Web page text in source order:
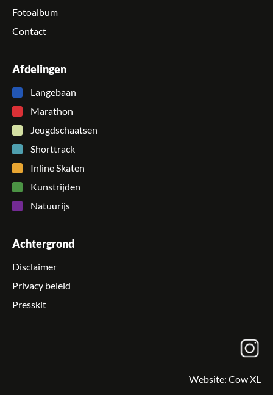
Fotoalbum
Contact
Afdelingen
Langebaan
Marathon
Jeugdschaatsen
Shorttrack
Inline Skaten
Kunstrijden
Natuurijs
Achtergrond
Disclaimer
Privacy beleid
Presskit
Website: Cow XL